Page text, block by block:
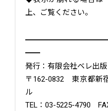
上、ご覧ください。
━━
発行：有限会社ベレ出
〒162-0832 東京都新
ル
TEL：03-5225-4790